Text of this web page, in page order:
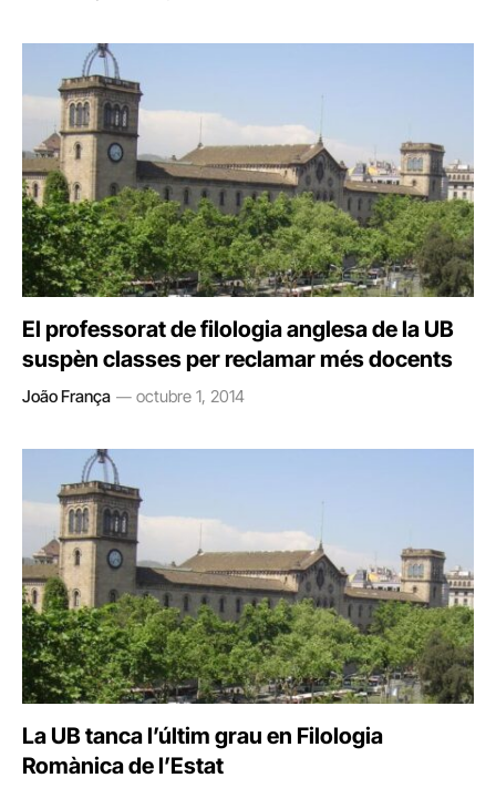
El professorat de filologia anglesa de la UB
suspèn classes per reclamar més docents
João França octubre 1, 2014
La UB tanca l’últim grau en Filologia
Romànica de l’Estat